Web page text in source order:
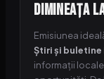
Dimineața
Emisiunea
Știri și
informații